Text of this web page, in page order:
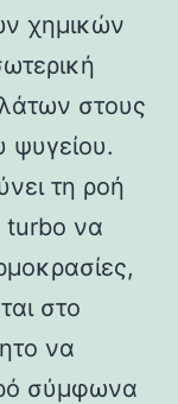
χημικών
στους
ψυγείου.
τη ροή
turbo να
στο
να
σύμφωνα